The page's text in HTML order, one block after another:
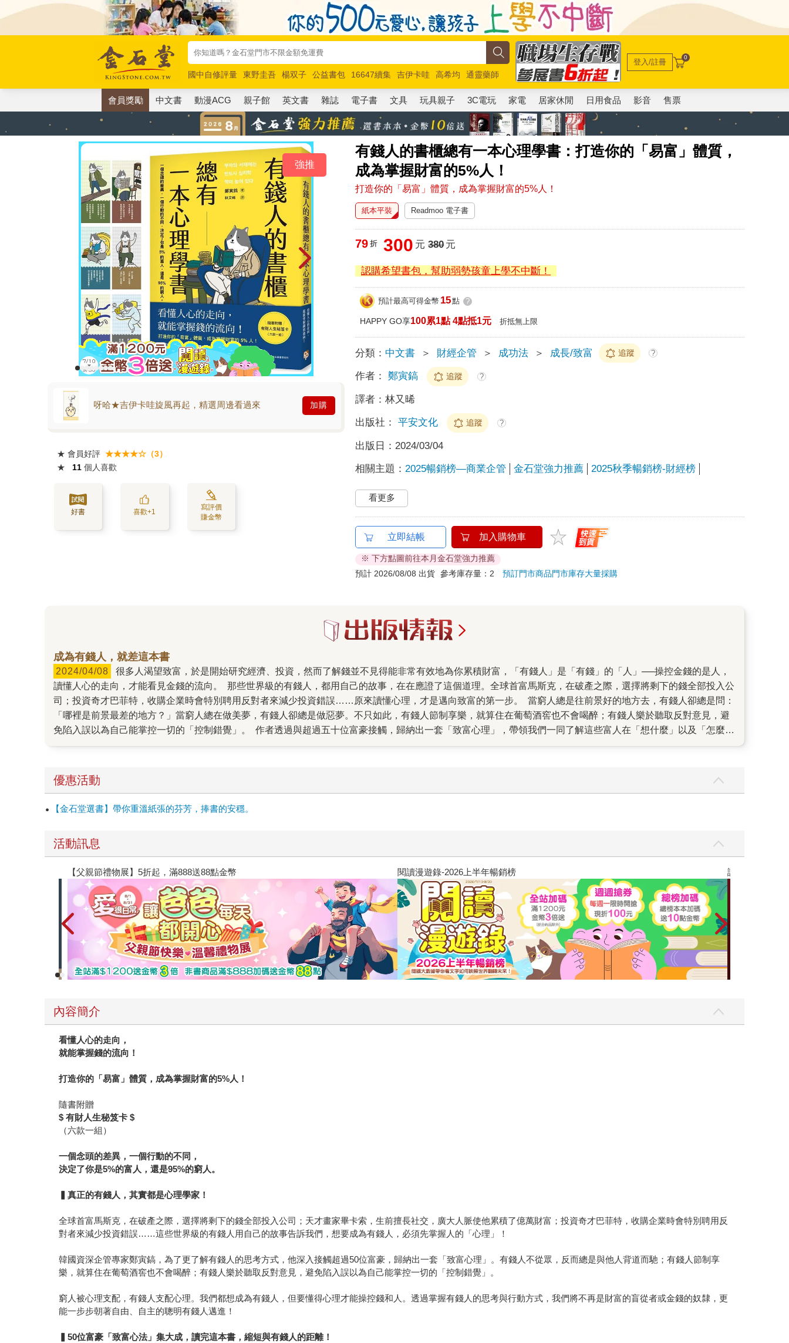
國中自修評量 東野圭吾 楊双子 公益書包 16647續集 吉伊卡哇 高希均
通靈藥師
唯紅花綻放
奧德賽 路邊攤新作 馬斯克 玩具總動員5 超慢跑
登入/註冊 0
會員獎勵 中文書 動漫ACG 親子館 英文書 雜誌 電子書 文具 玩具親子 3C電玩 家電 居家休閒 日用食品 影音 售票
有錢人的書櫃總有一本心理學書：打造你的「易富」體質，
成為掌握財富的5%人！
打造你的「易富」體質，成為掌握財富的5%人！
強推
呀哈★吉伊卡哇旋風再起，精選周邊看過來 加購
★ 會員好評 ★★★★☆（3）
★
11 個人喜歡
好書 喜歡+1
寫評價
賺金幣
紙本平裝 Readmoo 電子書
79 折 300 元 380元
認購希望書包，幫助弱勢孩童上學不中斷！
預計最高可得金幣 15點 ?
HAPPY GO享100累1點 4點抵1元 折抵無上限
分類： 中文書 ＞ 財經企管 ＞ 成功法 ＞ 成長/致富 追蹤 ?
作者： 鄭寅鎬 追蹤 ?
譯者：林又晞
出版社： 平安文化 追蹤 ?
出版日： 2024/03/04
相關主題： 2025暢銷榜—商業企管 金石堂強力推薦 2025秋季暢銷榜-財經榜
看更多
立即結帳 加入購物車
※ 下方點圖前往本月金石堂強力推薦
預計 2026/08/08 出貨 參考庫存量：2預訂門市商品門市庫存大量採購
成為有錢人，就差這本書
2024/04/08
很多人渴望致富，於是開始研究經濟、投資，然而了解錢並不見得能非常有效地為你累積財富，「有錢人」是「有錢」的「人」──操控金錢的是人，
讀懂人心的走向，才能看見金錢的流向。 那些世界級的有錢人，都用自己的故事，在在應證了這個道理。全球首富馬斯克，在破產之際，選擇將剩下的錢全部投入公
司；投資奇才巴菲特，收購企業時會特別聘用反對者來減少投資錯誤……原來讀懂心理，才是邁向致富的第一步。 當窮人總是往前景好的地方去，有錢人卻總是問：
「哪裡是前景最差的地方？」當窮人總在做美夢，有錢人卻總是做惡夢。不只如此，有錢人節制享樂，就算住在葡萄酒窖也不會喝醉；有錢人樂於聽取反對意見，避
免陷入誤以為自己能掌控一切的「控制錯覺」。 作者透過與超過五十位富豪接觸，歸納出一套「致富心理」，帶領我們一同了解這些富人在「想什麼」以及「怎麼
優惠活動
【金石堂選書】帶你重溫紙張的芬芳，捧書的安穩。
活動訊息
【父親節禮物展】5折起，滿888送88點金幣 閱讀漫遊錄-2026上半年暢銷榜 讀懂全球首富極
內容簡介
看懂人心的走向，
就能掌握錢的流向！
打造你的「易富」體質，成為掌握財富的5%人！
隨書附贈
$ 有財人生秘笈卡 $
（六款一組）
一個念頭的差異，一個行動的不同，
決定了你是5%的富人，還是95%的窮人。
▍真正的有錢人，其實都是心理學家！
全球首富馬斯克，在破產之際，選擇將剩下的錢全部投入公司；天才畫家畢卡索，生前擅長社交，廣大人脈使他累積了億萬財富；投資奇才巴菲特，收購企業時會特別聘用反
對者來減少投資錯誤……這些世界級的有錢人用自己的故事告訴我們，想要成為有錢人，必須先掌握人的「心理」！
韓國資深企管專家鄭寅鎬，為了更了解有錢人的思考方式，他深入接觸超過50位富豪，歸納出一套「致富心理」。有錢人不從眾，反而總是與他人背道而馳；有錢人節制享
樂，就算住在葡萄酒窖也不會喝醉；有錢人樂於聽取反對意見，避免陷入誤以為自己能掌控一切的「控制錯覺」。
窮人被心理支配，有錢人支配心理。我們都想成為有錢人，但要懂得心理才能操控錢和人。透過掌握有錢人的思考與行動方式，我們將不再是財富的盲從者或金錢的奴隸，更
能一步步朝著自由、自主的聰明有錢人邁進！
▍50位富豪「致富心法」集大成，讀完這本書，縮短與有錢人的距離！